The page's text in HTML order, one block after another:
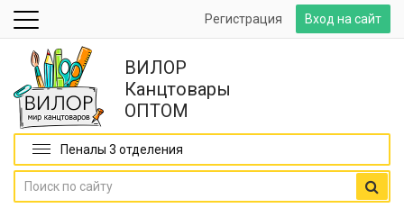
Вход на сайт
Регистрация
ВИЛОР
Канцтовары
ОПТОМ
Пеналы 3 отделения